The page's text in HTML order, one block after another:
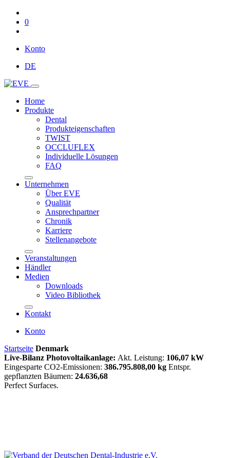
0
Konto
DE
Home
Produkte
Dental
Produkteigenschaften
TWIST
OCCLUFLEX
Individuelle Lösungen
FAQ
Unternehmen
Über EVE
Qualität
Ansprechpartner
Chronik
Karriere
Stellenangebote
Veranstaltungen
Händler
Medien
Downloads
Video Bibliothek
Kontakt
Konto
Startseite Denmark
Live-Bilanz Photovoltaikanlage: Akt. Leistung: 106,07 kW
Eingesparte CO2-Emissionen: 386.795.808,00 kg Entspr.
gepflanzten Bäumen: 24.636,68
Perfect Surfaces.